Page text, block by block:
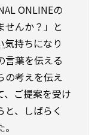
ONLINEの
せんか？」と
気持ちになり
言葉を伝える
の考えを伝え
、ご提案を受け
、しばらく